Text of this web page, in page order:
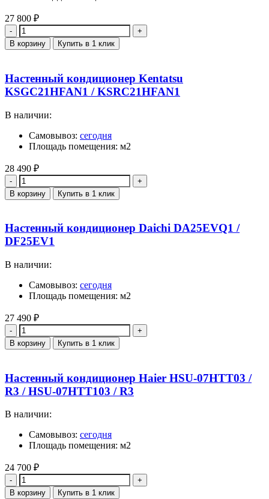
27 800 ₽
Количество
В корзину Купить в 1 клик
Настенный кондиционер Kentatsu
KSGC21HFAN1 / KSRC21HFAN1
В наличии:
Самовывоз: сегодня
Площадь помещения: м2
28 490 ₽
Количество
В корзину Купить в 1 клик
Настенный кондиционер Daichi DA25EVQ1 /
DF25EV1
В наличии:
Самовывоз: сегодня
Площадь помещения: м2
27 490 ₽
Количество
В корзину Купить в 1 клик
Настенный кондиционер Haier HSU-07HTT03 /
R3 / HSU-07HTT103 / R3
В наличии:
Самовывоз: сегодня
Площадь помещения: м2
24 700 ₽
Количество
В корзину Купить в 1 клик